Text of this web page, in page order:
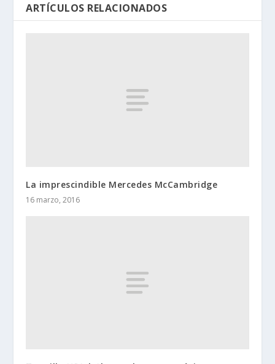
ARTÍCULOS RELACIONADOS
La imprescindible Mercedes McCambridge
16 marzo, 2016